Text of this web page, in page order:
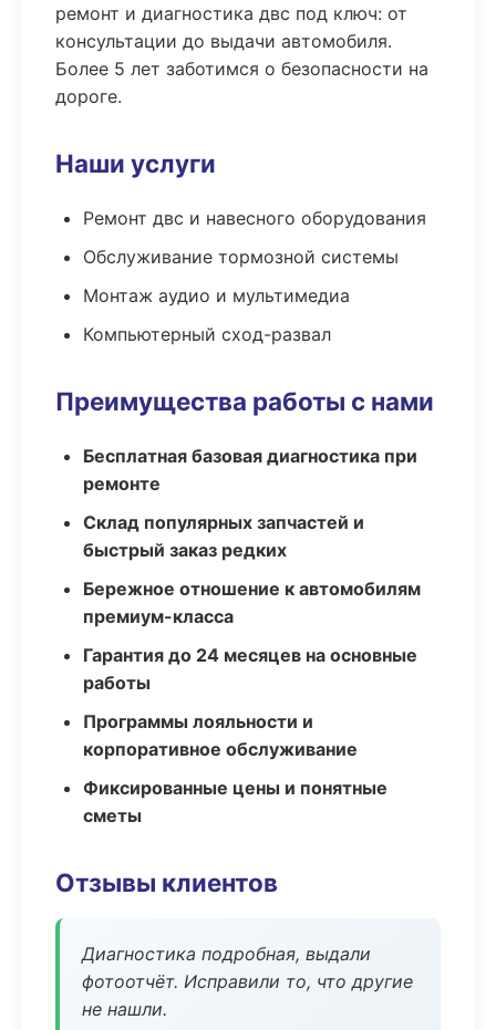
ремонт и диагностика двс под ключ: от
консультации до выдачи автомобиля.
Более 5 лет заботимся о безопасности на
дороге.
Наши услуги
Ремонт двс и навесного оборудования
Обслуживание тормозной системы
Монтаж аудио и мультимедиа
Компьютерный сход-развал
Преимущества работы с нами
Бесплатная базовая диагностика при
ремонте
Склад популярных запчастей и
быстрый заказ редких
Бережное отношение к автомобилям
премиум-класса
Гарантия до 24 месяцев на основные
работы
Программы лояльности и
корпоративное обслуживание
Фиксированные цены и понятные
сметы
Отзывы клиентов
Диагностика подробная, выдали
фотоотчёт. Исправили то, что другие
не нашли.